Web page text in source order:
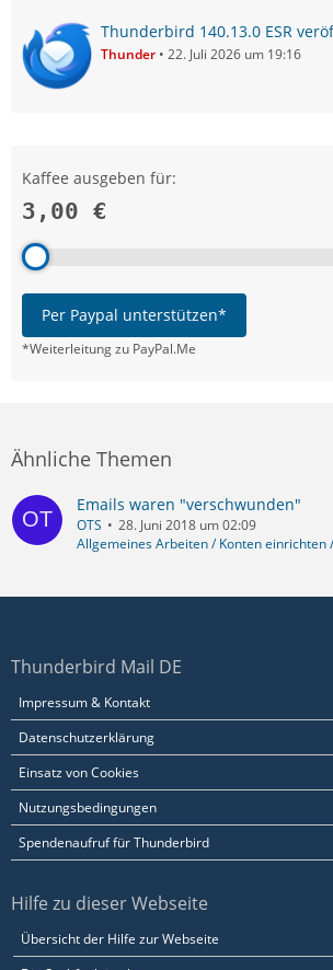
Thunderbird 140.13.0 ESR
Thunder 22. Juli 2026 um 19:16
Kaffee ausgeben für:
3,00 €
Per Paypal unterstützen*
*Weiterleitung zu PayPal.Me
Ähnliche Themen
Emails waren "verschwunden"
OTS
28. Juni 2018 um 02:09
Allgemeines Arbeiten / Konten einrichten
Thunderbird Mail DE
Impressum & Kontakt
Datenschutzerklärung
Einsatz von Cookies
Nutzungsbedingungen
Spendenaufruf für Thunderbird
Hilfe zu dieser Webseite
Übersicht der Hilfe zur Webseite